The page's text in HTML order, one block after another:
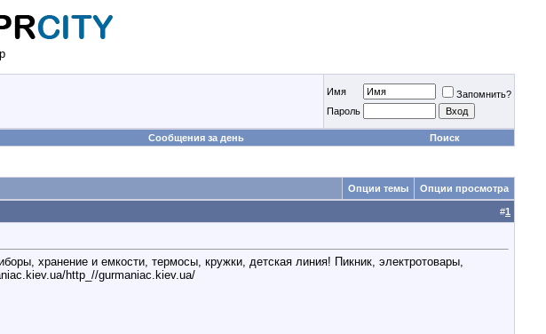
Имя
Запомнить?
Пароль
Сообщения за день Поиск
Опции темы
Опции просмотра
#1
хранение и емкости, термосы, кружки, детская линия! Пикник, электротовары,
http_//gurmaniac.kiev.ua/